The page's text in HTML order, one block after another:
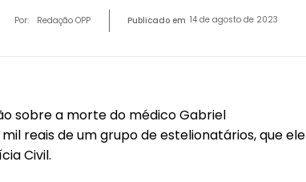
Por: Redação OPP Publicado em 14 de agosto de 2023
sobre a morte do médico Gabriel
reais de um grupo de estelionatários, que ele
Civil.